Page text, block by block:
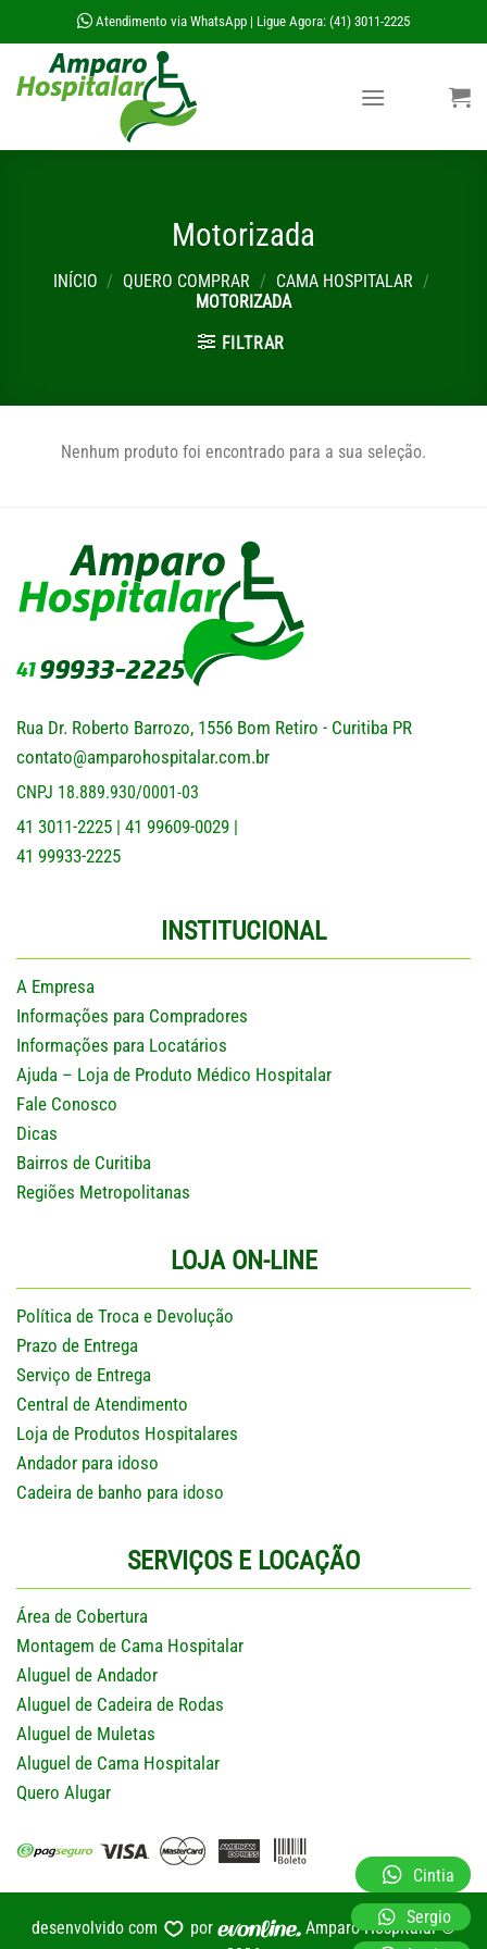
to
content
Atendimento via WhatsApp Ligue Agora: (41) 3011-2225
Motorizada
INÍCIO / QUERO COMPRAR / CAMA HOSPITALAR /
MOTORIZADA
FILTRAR
Nenhum produto foi encontrado para a sua seleção.
Rua Dr. Roberto Barrozo, 1556 Bom Retiro - Curitiba PR
contato@amparohospitalar.com.br
CNPJ 18.889.930/0001-03
41 3011-2225 41 99609-0029
41 99933-2225
INSTITUCIONAL
A Empresa
Informações para Compradores
Informações para Locatários
Ajuda – Loja de Produto Médico Hospitalar
Fale Conosco
Dicas
Bairros de Curitiba
Regiões Metropolitanas
LOJA ON-LINE
Política de Troca e Devolução
Prazo de Entrega
Serviço de Entrega
Central de Atendimento
Loja de Produtos Hospitalares
Andador para idoso
Cadeira de banho para idoso
SERVIÇOS E LOCAÇÃO
Área de Cobertura
Montagem de Cama Hospitalar
Aluguel de Andador
Aluguel de Cadeira de Rodas
Aluguel de Muletas
Aluguel de Cama Hospitalar
Quero Alugar
desenvolvido com por
Amparo Hospitalar ©
Cintia
Sergio